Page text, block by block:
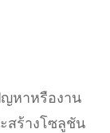
ญหาหรืองาน
สร้างโซลูชัน